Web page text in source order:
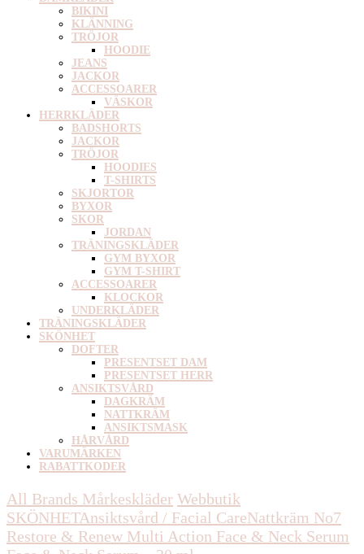
BIKINI
KLÄNNING
TRÖJOR
HOODIE
JEANS
JACKOR
ACCESSOARER
VÄSKOR
HERRKLÄDER
BADSHORTS
JACKOR
TRÖJOR
HOODIES
T-SHIRTS
SKJORTOR
BYXOR
SKOR
JORDAN
TRÄNINGSKLÄDER
GYM BYXOR
GYM T-SHIRT
ACCESSOARER
KLOCKOR
UNDERKLÄDER
TRÄNINGSKLÄDER
SKÖNHET
DOFTER
PRESENTSET DAM
PRESENTSET HERR
ANSIKTSVÅRD
DAGKRÄM
NATTKRÄM
ANSIKTSMASK
HÅRVÅRD
VARUMÄRKEN
RABATTKODER
All Brands Mårkeskläder Webbutik
SKÖNHETAnsiktsvård / Facial CareNattkräm No7
Restore & Renew Multi Action Face & Neck Serum